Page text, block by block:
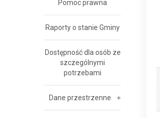
Pomoc prawna
Raporty o stanie Gminy
Dostępność dla osób ze
szczególnymi
potrzebami
Dane przestrzenne